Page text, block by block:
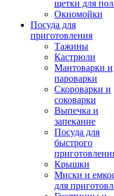
щетки для
Окномойки
Посуда для
приготовления
Тажины
Кастрюли
Мантоварки и
пароварки
Скороварки и
соковарки
Выпечка и
запекание
Посуда для
быстрого
Крышки
Миски и
для